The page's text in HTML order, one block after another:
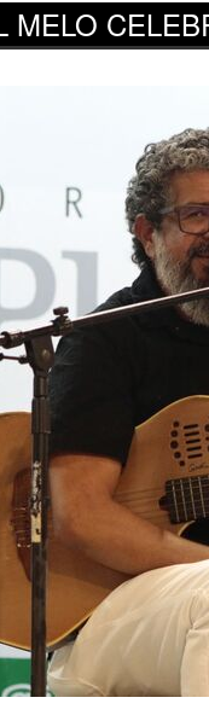
MELO